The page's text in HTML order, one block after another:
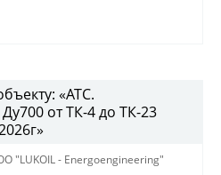
«АТС.
от ТК-4 до ТК-23
"LUKOIL - Energoengineering"